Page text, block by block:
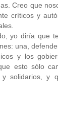
Creo que
críticos y
yo diría que
una,
y los
esto sólo
y solidarios, y